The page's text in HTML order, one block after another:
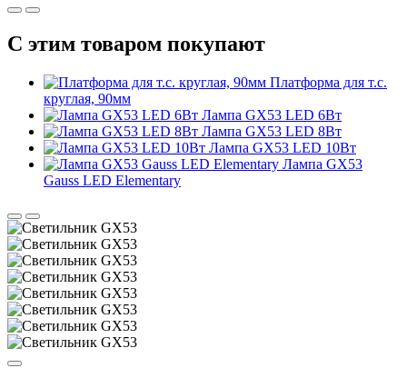
С этим товаром покупают
Платформа для т.с.
круглая, 90мм
Лампа GX53 LED 6Вт
Лампа GX53 LED 8Вт
Лампа GX53 LED 10Вт
Лампа GX53
Gauss LED Elementary